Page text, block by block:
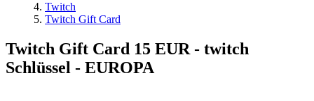
Twitch
Twitch Gift Card
Twitch Gift Card 15 EUR - twitch
Schlüssel - EUROPA